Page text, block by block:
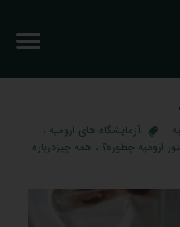
آزمایشگاه های ارومیه ،
ارومیه چطوره؟ ، همه چیزدرباره